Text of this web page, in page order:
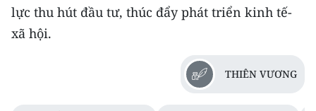
lực thu hút đầu tư, thúc đẩy phát triển kinh tế-
xã hội.
THIÊN VƯƠNG